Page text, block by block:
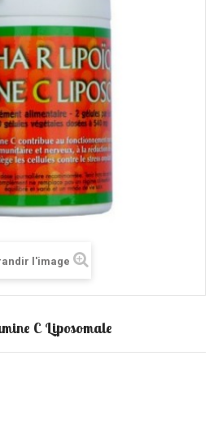
l'image
C Liposomale